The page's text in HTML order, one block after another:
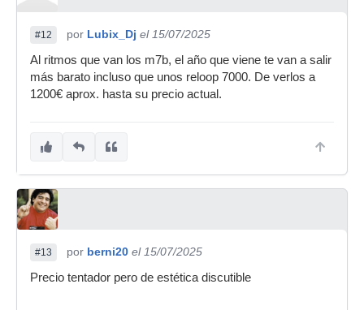
#12 por Lubix_Dj el 15/07/2025
Al ritmos que van los m7b, el año que viene te van a salir
más barato incluso que unos reloop 7000. De verlos a
1200€ aprox. hasta su precio actual.
#13 por berni20 el 15/07/2025
Precio tentador pero de estética discutible